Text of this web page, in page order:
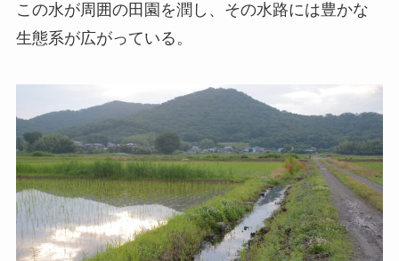
この水が周囲の田園を潤し、その水路には豊かな
生態系が広がっている。